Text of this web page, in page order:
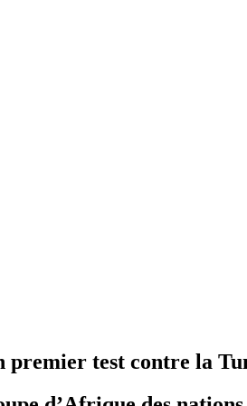
premier test contre la